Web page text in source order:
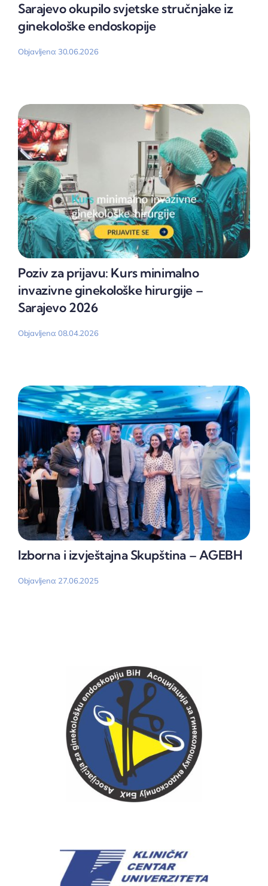
Sarajevo okupilo svjetske stručnjake iz
ginekološke endoskopije
Objavljeno: 30.06.2026
Poziv za prijavu: Kurs minimalno
invazivne ginekološke hirurgije –
Sarajevo 2026
Objavljeno: 08.04.2026
Izborna i izvještajna Skupština – AGEBH
Objavljeno: 27.06.2025